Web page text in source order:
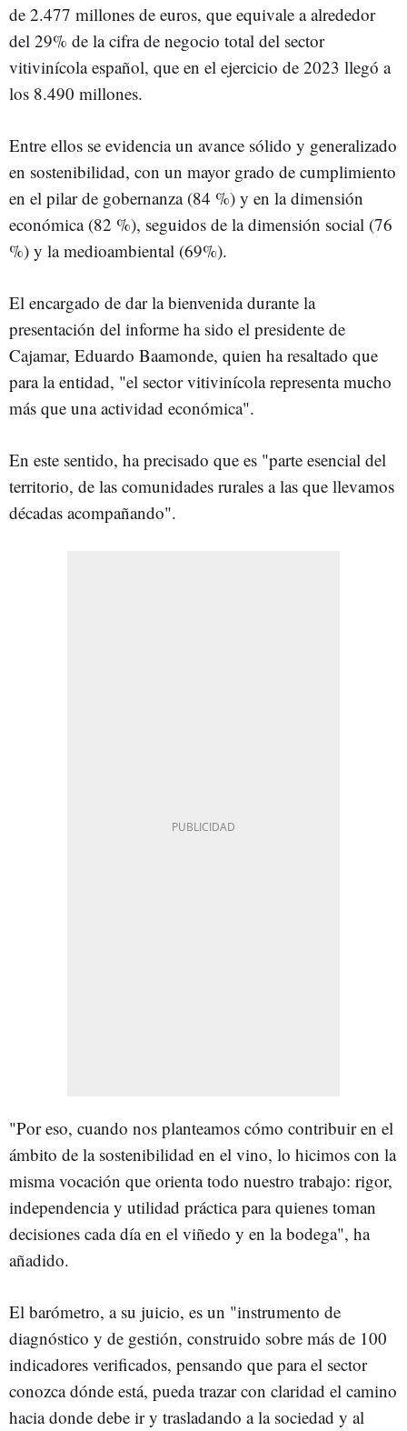
de 2.477 millones de euros, que equivale a alrededor
del 29% de la cifra de negocio total del sector
vitivinícola español, que en el ejercicio de 2023 llegó a
los 8.490 millones.
Entre ellos se evidencia un avance sólido y generalizado
en sostenibilidad, con un mayor grado de cumplimiento
en el pilar de gobernanza (84 %) y en la dimensión
económica (82 %), seguidos de la dimensión social (76
%) y la medioambiental (69%).
El encargado de dar la bienvenida durante la
presentación del informe ha sido el presidente de
Cajamar, Eduardo Baamonde, quien ha resaltado que
para la entidad, "el sector vitivinícola representa mucho
más que una actividad económica".
En este sentido, ha precisado que es "parte esencial del
territorio, de las comunidades rurales a las que llevamos
décadas acompañando".
"Por eso, cuando nos planteamos cómo contribuir en el
ámbito de la sostenibilidad en el vino, lo hicimos con la
misma vocación que orienta todo nuestro trabajo: rigor,
independencia y utilidad práctica para quienes toman
decisiones cada día en el viñedo y en la bodega", ha
añadido.
El barómetro, a su juicio, es un "instrumento de
diagnóstico y de gestión, construido sobre más de 100
indicadores verificados, pensando que para el sector
conozca dónde está, pueda trazar con claridad el camino
hacia donde debe ir y trasladando a la sociedad y al